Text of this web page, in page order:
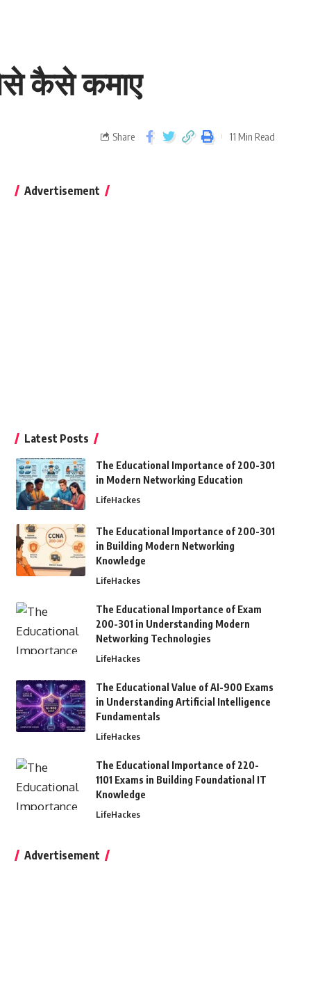
कैसे कमाए
Share 11 Min Read
Advertisement
Latest Posts
The Educational Importance of 200-301
in Modern Networking Education
LifeHackes
The Educational Importance of 200-301
in Building Modern Networking
Knowledge
LifeHackes
The Educational Importance of Exam
200-301 in Understanding Modern
Networking Technologies
LifeHackes
The Educational Value of AI-900 Exams
in Understanding Artificial Intelligence
Fundamentals
LifeHackes
The Educational Importance of 220-
1101 Exams in Building Foundational IT
Knowledge
LifeHackes
Advertisement